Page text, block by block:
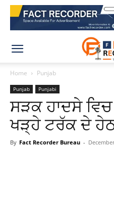
Home Punjab
Punjab Punjabi
ਸੜਕ ਹਾਦਸੇ ਵਿਚ
ਖੜ੍ਹੇ ਟਰੱਕ ਦੇ
By Fact Recorder Bureau -